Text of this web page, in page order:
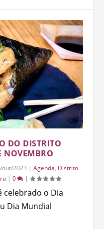
DO DISTRITO
NOVEMBRO
out/2023 |Agenda, Distrito
|0 |
celebrado o Dia
Dia Mundial